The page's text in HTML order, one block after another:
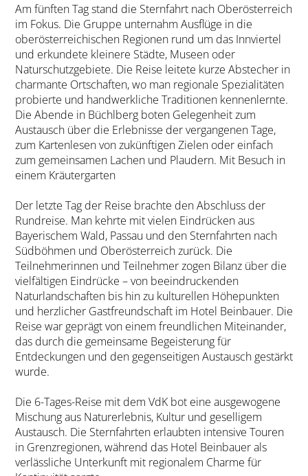
Am fünften Tag stand die Sternfahrt nach Oberösterreich
im Fokus. Die Gruppe unternahm Ausflüge in die
oberösterreichischen Regionen rund um das Innviertel
und erkundete kleinere Städte, Museen oder
Naturschutzgebiete. Die Reise leitete kurze Abstecher in
charmante Ortschaften, wo man regionale Spezialitäten
probierte und handwerkliche Traditionen kennenlernte.
Die Abende in Büchlberg boten Gelegenheit zum
Austausch über die Erlebnisse der vergangenen Tage,
zum Kartenlesen von zukünftigen Zielen oder einfach
zum gemeinsamen Lachen und Plaudern. Mit Besuch in
einem Kräutergarten
Der letzte Tag der Reise brachte den Abschluss der
Rundreise. Man kehrte mit vielen Eindrücken aus
Bayerischem Wald, Passau und den Sternfahrten nach
Südböhmen und Oberösterreich zurück. Die
Teilnehmerinnen und Teilnehmer zogen Bilanz über die
vielfältigen Eindrücke – von beeindruckenden
Naturlandschaften bis hin zu kulturellen Höhepunkten
und herzlicher Gastfreundschaft im Hotel Beinbauer. Die
Reise war geprägt von einem freundlichen Miteinander,
das durch die gemeinsame Begeisterung für
Entdeckungen und den gegenseitigen Austausch gestärkt
wurde.
Die 6-Tages-Reise mit dem VdK bot eine ausgewogene
Mischung aus Naturerlebnis, Kultur und geselligem
Austausch. Die Sternfahrten erlaubten intensive Touren
in Grenzregionen, während das Hotel Beinbauer als
verlässliche Unterkunft mit regionalem Charme für